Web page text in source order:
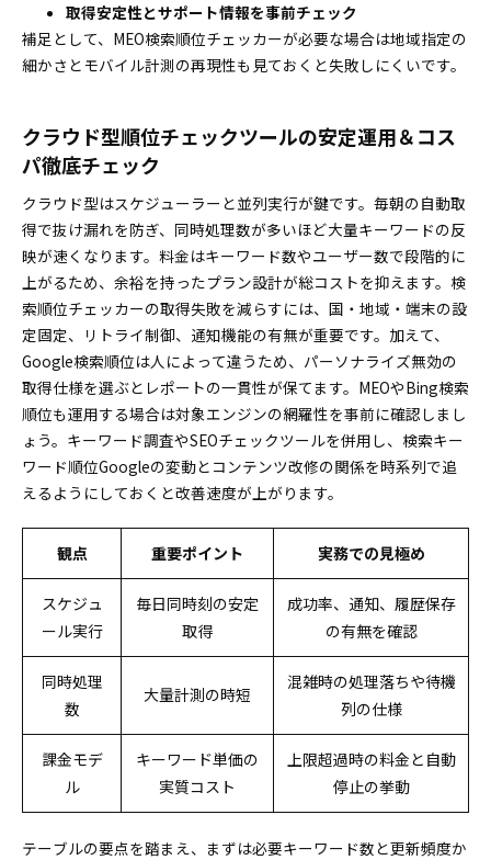
取得安定性とサポート情報を事前チェック
補足として、MEO検索順位チェッカーが必要な場合は地域指定の
細かさとモバイル計測の再現性も見ておくと失敗しにくいです。
クラウド型順位チェックツールの安定運用＆コス
パ徹底チェック
クラウド型はスケジューラーと並列実行が鍵です。毎朝の自動取
得で抜け漏れを防ぎ、同時処理数が多いほど大量キーワードの反
映が速くなります。料金はキーワード数やユーザー数で段階的に
上がるため、余裕を持ったプラン設計が総コストを抑えます。検
索順位チェッカーの取得失敗を減らすには、国・地域・端末の設
定固定、リトライ制御、通知機能の有無が重要です。加えて、
Google検索順位は人によって違うため、パーソナライズ無効の
取得仕様を選ぶとレポートの一貫性が保てます。MEOやBing検索
順位も運用する場合は対象エンジンの網羅性を事前に確認しまし
ょう。キーワード調査やSEOチェックツールを併用し、検索キー
ワード順位Googleの変動とコンテンツ改修の関係を時系列で追
えるようにしておくと改善速度が上がります。
観点 重要ポイント 実務での見極め
スケジュ
ール実行
毎日同時刻の安定
取得
成功率、通知、履歴保存
の有無を確認
同時処理
数
大量計測の時短
混雑時の処理落ちや待機
列の仕様
課金モデ
ル
キーワード単価の
実質コスト
上限超過時の料金と自動
停止の挙動
テーブルの要点を踏まえ、まずは必要キーワード数と更新頻度か